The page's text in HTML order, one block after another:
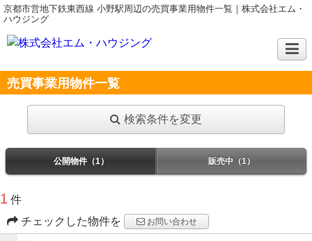
京都市営地下鉄東西線 小野駅周辺の売買事業用物件一覧｜株式会社エム・
ハウジング
売買事業用物件一覧
検索条件を変更
公開物件（1） 販売中（1）
1 件
チェックした物件を
お問い合わせ